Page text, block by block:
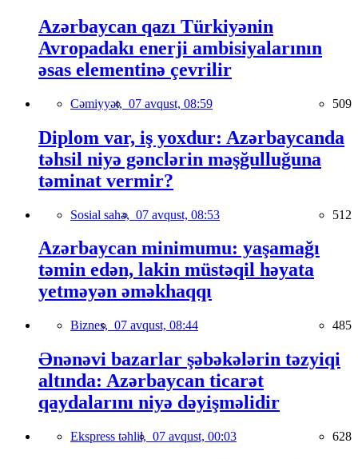
Azərbaycan qazı Türkiyənin
Avropadakı enerji ambisiyalarının
əsas elementinə çevrilir
Cəmiyyət, 07 avqust, 08:59 509
Diplom var, iş yoxdur: Azərbaycanda
təhsil niyə gənclərin məşğulluğuna
təminat vermir?
Sosial sahə, 07 avqust, 08:53 512
Azərbaycan minimumu: yaşamağı
təmin edən, lakin müstəqil həyata
yetməyən əməkhaqqı
Biznes, 07 avqust, 08:44 485
Ənənəvi bazarlar şəbəkələrin təzyiqi
altında: Azərbaycan ticarət
qaydalarını niyə dəyişməlidir
Ekspress təhlil, 07 avqust, 00:03 628